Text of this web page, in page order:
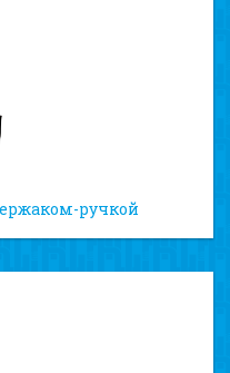
ручкой